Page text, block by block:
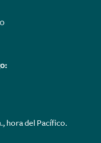
hora del Pacífico.